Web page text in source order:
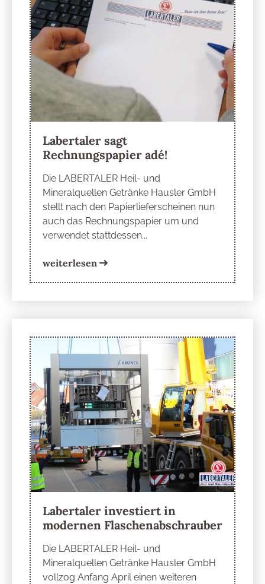
Labertaler sagt
Rechnungspapier adé!
Die LABERTALER Heil- und
Mineralquellen Getränke Hausler GmbH
stellt nach den Papierlieferscheinen nun
auch das Rechnungspapier um und
verwendet stattdessen...
weiterlesen
Labertaler investiert in
modernen Flaschenabschrauber
Die LABERTALER Heil- und
Mineralquellen Getränke Hausler GmbH
vollzog Anfang April einen weiteren